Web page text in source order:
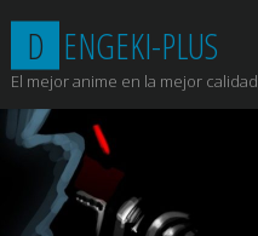
contenido
D ENGEKI-PLUS
El mejor anime en la mejor calidad